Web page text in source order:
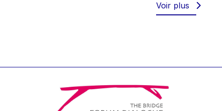
Timothy Radcliffe
Vaclav Klaus
Vassilios Skouris
Voir plus